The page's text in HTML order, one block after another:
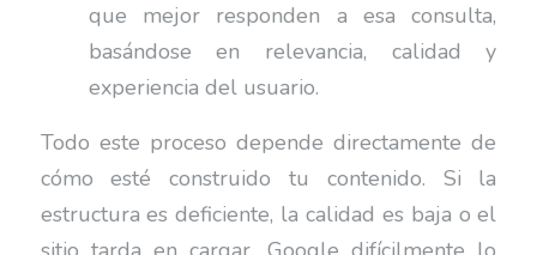
que mejor responden a esa consulta,
basándose en relevancia, calidad y
experiencia del usuario.
Todo este proceso depende directamente de
cómo esté construido tu contenido. Si la
estructura es deficiente, la calidad es baja o el